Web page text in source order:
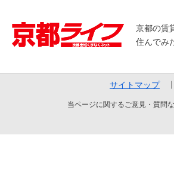
京都の賃
住んでみ
サイトマップ
当ページに関するご意見・質問